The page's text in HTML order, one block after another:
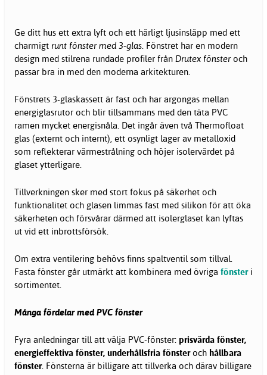
Ge ditt hus ett extra lyft och ett härligt ljusinsläpp med ett
charmigt runt fönster med 3-glas. Fönstret har en modern
design med stilrena rundade profiler från Drutex fönsteroch
passar bra in med den moderna arkitekturen.
Fönstrets 3-glaskassett är fast och har argongas mellan
energiglasrutor och blir tillsammans med den täta PVC
ramen mycket energisnåla. Det ingår även två Thermofloat
glas (externt och internt), ett osynligt lager av metalloxid
som reflekterar värmestrålning och höjer isolervärdet på
glaset ytterligare.
Tillverkningen sker med stort fokus på säkerhet och
funktionalitet och glasen limmas fast med silikon för att öka
säkerheten och försvårar därmed att isolerglaset kan lyftas
ut vid ett inbrottsförsök.
Om extra ventilering behövs finns spaltventil som tillval.
Fasta fönster går utmärkt att kombinera med övriga fönsteri
sortimentet.
Många fördelar med PVC fönster
Fyra anledningar till att välja PVC-fönster: prisvärda fönster,
energieffektiva fönster, underhållsfria fönsteroch hållbara
fönster. Fönsterna är billigare att tillverka och därav billigare